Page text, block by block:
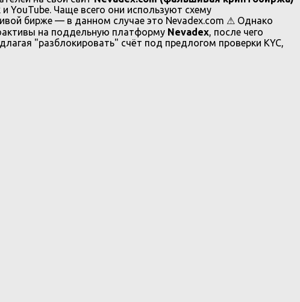
YouTube. Чаще всего они используют схему
бирже — в данном случае это Nevadex.com ⚠ Однако
на поддельную платформу Nevadex, после чего
"разблокировать" счёт под предлогом проверки KYC,